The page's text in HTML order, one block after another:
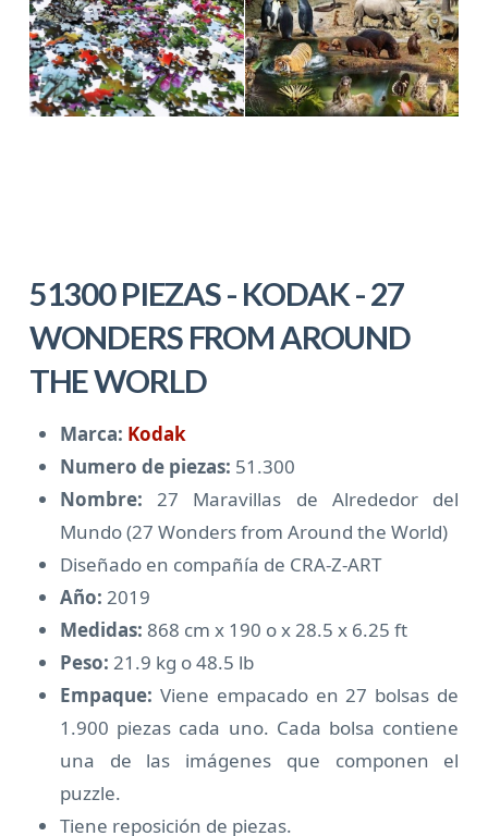
51300 PIEZAS - KODAK - 27
WONDERS FROM AROUND
THE WORLD
Marca: Kodak
Numero de piezas: 51.300
Nombre: 27 Maravillas de Alrededor del
Mundo (27 Wonders from Around the World)
Diseñado en compañía de CRA-Z-ART
Año: 2019
Medidas: 868 cm x 190 o x 28.5 x 6.25 ft
Peso: 21.9 kg o 48.5 lb
Empaque: Viene empacado en 27 bolsas de
1.900 piezas cada uno. Cada bolsa contiene
una de las imágenes que componen el
puzzle.
Tiene reposición de piezas.